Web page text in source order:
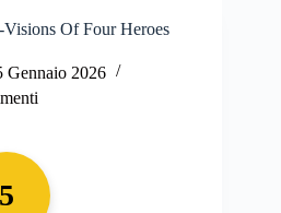
Of Four Heroes
Gennaio 2026
5